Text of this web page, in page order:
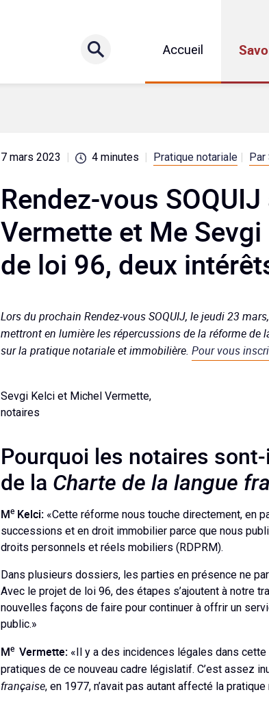
Accueil
7 mars 2023 4 minutes Pratique notariale
Rendez-vous
Vermette et Me
de loi 96, deux
Lors du prochain Rendez-vous SOQUIJ, le jeudi 23
mettront en lumière les répercussions de la réforme de
sur la pratique notariale et immobilière. Pour vous
Sevgi Kelci et Michel Vermette,
notaires
Pourquoi les notaires
de la Charte de la langue
Me Kelci: «Cette réforme nous touche directement, en
successions et en droit immobilier parce que nous
droits personnels et réels mobiliers (RDPRM).
Dans plusieurs dossiers, les parties en présence ne
Avec le projet de loi 96, des étapes s’ajoutent à notre
nouvelles façons de faire pour continuer à offrir un
public.»
Me Vermette: «Il y a des incidences légales dans
pratiques de ce nouveau cadre législatif. C’est assez
française, en 1977, n’avait pas autant affecté la pratique